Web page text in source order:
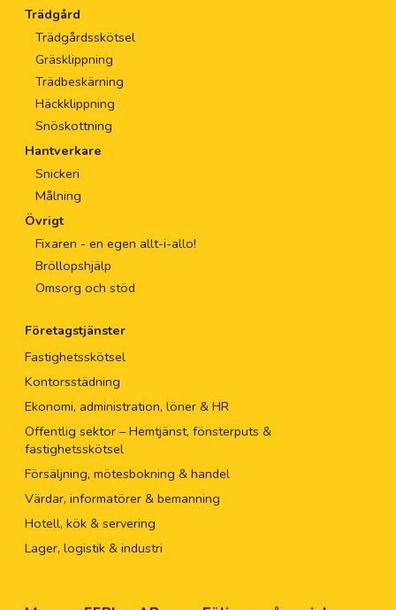
Trädgård
Trädgårdsskötsel
Gräsklippning
Trädbeskärning
Häckklippning
Snöskottning
Hantverkare
Snickeri
Målning
Övrigt
Fixaren - en egen allt-i-allo!
Bröllopshjälp
Omsorg och stöd
Företagstjänster
Fastighetsskötsel
Kontorsstädning
Ekonomi, administration, löner & HR
Offentlig sektor – Hemtjänst, fönsterputs &
fastighetsskötsel
Försäljning, mötesbokning & handel
Värdar, informatörer & bemanning
Hotell, kök & servering
Lager, logistik & industri